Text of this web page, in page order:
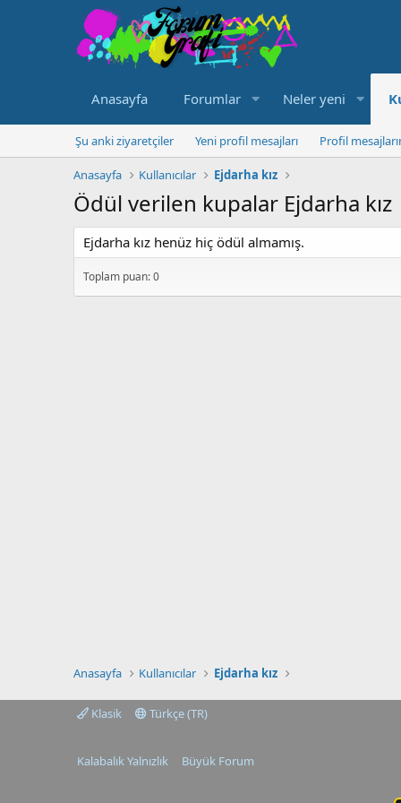
Anasayfa Forumlar Neler yeni
Şu anki ziyaretçiler Yeni profil mesajları Profil
Anasayfa Kullanıcılar Ejdarha kız
Ödül verilen kupalar Ejdarha kız
Ejdarha kız henüz hiç ödül almamış.
Toplam puan: 0
Anasayfa Kullanıcılar Ejdarha kız
Klasik Türkçe (TR)
Kalabalık Yalnızlık Büyük Forum